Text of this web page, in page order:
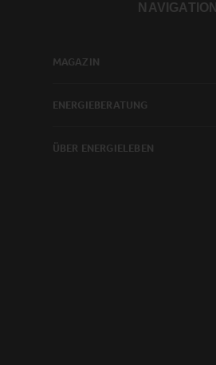
NAVIGATION
MAGAZIN
ENERGIEBERATUNG
ÜBER ENERGIELEBEN